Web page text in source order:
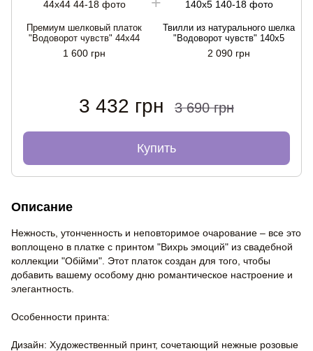
Премиум шелковый платок
"Водоворот чувств" 44х44
1 600 грн
Твилли из натурального шелка
"Водоворот чувств" 140x5
2 090 грн
3 432 грн 3 690 грн
Купить
Описание
Нежность, утонченность и неповторимое очарование – все это
воплощено в платке с принтом "Вихрь эмоций" из свадебной
коллекции "Обійми". Этот платок создан для того, чтобы
добавить вашему особому дню романтическое настроение и
элегантность.
Особенности принта:
Дизайн: Художественный принт, сочетающий нежные розовые